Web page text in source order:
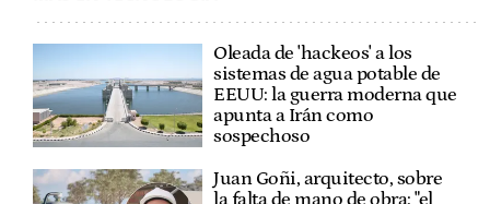
Oleada de 'hackeos' a los
sistemas de agua potable de
EEUU: la guerra moderna que
apunta a Irán como
sospechoso
Juan Goñi, arquitecto, sobre
la falta de mano de obra: "el